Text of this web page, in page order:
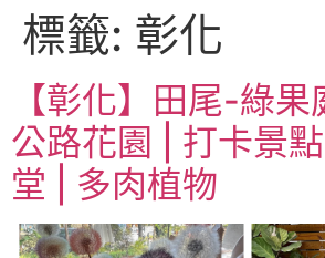
標籤: 彰化
【彰化】田尾-綠
公路花園 | 打卡景
堂 | 多肉植物